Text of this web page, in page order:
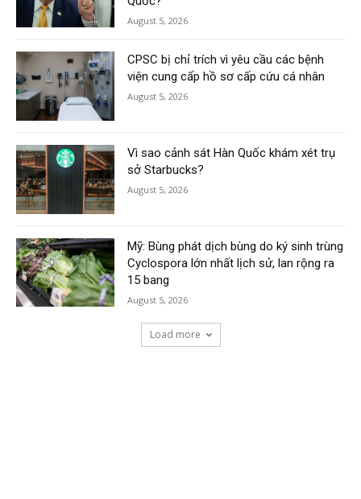
August 5, 2026
CPSC bị chỉ trích vì yêu cầu các bệnh
viện cung cấp hồ sơ cấp cứu cá nhân
August 5, 2026
Vì sao cảnh sát Hàn Quốc khám xét trụ
sở Starbucks?
August 5, 2026
Mỹ: Bùng phát dịch bùng do ký sinh trùng
Cyclospora lớn nhất lịch sử, lan rộng ra
15 bang
August 5, 2026
Load more